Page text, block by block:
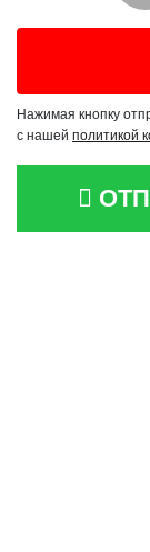
Нажимая кнопку
с нашей политикой